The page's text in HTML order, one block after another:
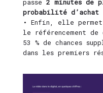
passe 2 minutes de
probabilité d’achat
• Enfin, elle permet
le référencement
53 % de chances
dans les premiers